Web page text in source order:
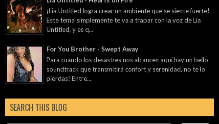
¡Lia Untitled logra crear un ambiente que se siente fuerte!
Este tema simplemente te va a trapar con la voz de Lia
Untitled, y es q...
For You Brother - Swept Away
Para cuando los desastres nos alcancen aquí hay un bello
soundtrack que transmitirá confort y serenidad, no te lo
pierdas! Entre...
SEARCH THIS BLOG